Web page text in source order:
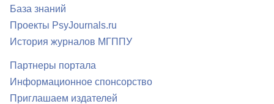
База знаний
Проекты PsyJournals.ru
История журналов МГППУ
Партнеры портала
Информационное спонсорство
Приглашаем издателей